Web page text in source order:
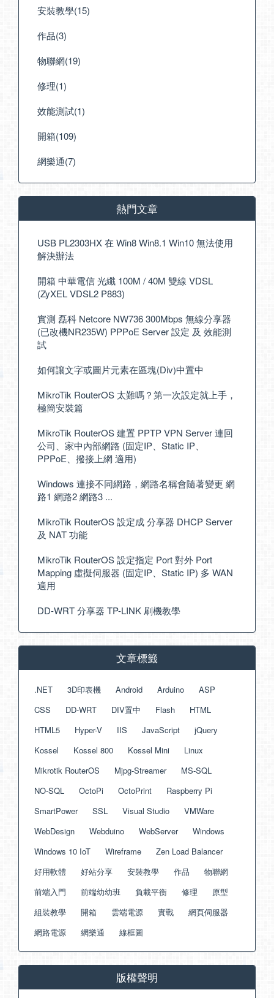
安裝教學(15)
作品(3)
物聯網(19)
修理(1)
效能測試(1)
開箱(109)
網樂通(7)
熱門文章
USB PL2303HX 在 Win8 Win8.1 Win10 無法使用
解決辦法
開箱 中華電信 光纖 100M / 40M 雙線 VDSL
(ZyXEL VDSL2 P883)
實測 磊科 Netcore NW736 300Mbps 無線分享器
(已改機NR235W) PPPoE Server 設定 及 效能測
試
如何讓文字或圖片元素在區塊(Div)中置中
MikroTik RouterOS 太難嗎？第一次設定就上手，
極簡安裝篇
MikroTik RouterOS 建置 PPTP VPN Server 連回
公司、家中內部網路 (固定IP、Static IP、
PPPoE、撥接上網 適用)
Windows 連接不同網路，網路名稱會隨著變更 網
路1 網路2 網路3 ...
MikroTik RouterOS 設定成 分享器 DHCP Server
及 NAT 功能
MikroTik RouterOS 設定指定 Port 對外 Port
Mapping 虛擬伺服器 (固定IP、Static IP) 多 WAN
適用
DD-WRT 分享器 TP-LINK 刷機教學
文章標籤
.NET 3D印表機 Android Arduino
ASP
CSS
DD-WRT DIV置中 Flash
HTML
HTML5
Hyper-V IIS JavaScript
jQuery
Kossel
Kossel 800 Kossel Mini
Linux
Mikrotik RouterOS
Mjpg-Streamer
MS-SQL
NO-SQL
OctoPi OctoPrint
Raspberry Pi
SmartPower
SSL Visual Studio
VMWare
WebDesign
Webduino WebServer
Windows
Windows 10 IoT
Wireframe
Zen Load Balancer
好用軟體
好站分享 安裝教學 作品
物聯網
前端入門
前端幼幼班 負載平衡 修理
原型
組裝教學
開箱 雲端電源 實戰
網頁伺服器
網路電源
網樂通 線框圖
版權聲明